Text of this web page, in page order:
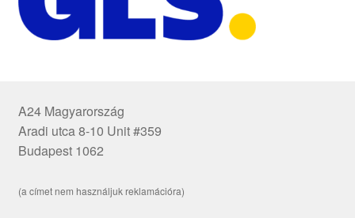
A24 Magyarország
Aradi utca 8-10 Unit #359
Budapest 1062
(a címet nem használjuk reklamációra)